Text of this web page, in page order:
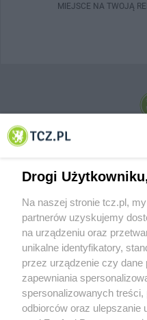
MIEJSCE NA TWOJĄ
© 2001-2026 Tczew - TCZ.PL Sp. z
O FIRMIE POLITYKA
REKLAMA WSPÓŁPRACA
Drogi
Na naszej stronie tcz.pl,
partnerów uzyskujemy
na urządzeniu oraz
unikalne identyfikatory,
przez urządzenie czy dane
zapewniania
spersonalizowanych
odbiorców oraz ulepszanie